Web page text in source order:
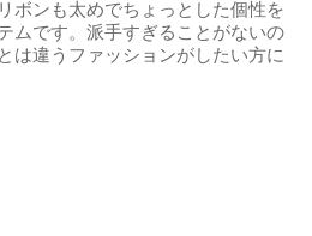
ボンも太めでちょっとした個性を
ムです。派手すぎることがないの
は違うファッションがしたい方に